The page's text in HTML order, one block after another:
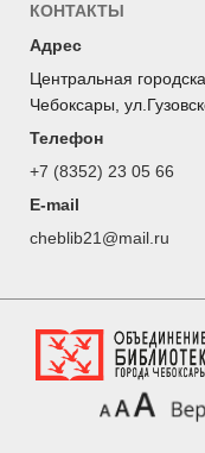
КОНТАКТЫ
Адрес
Центральная
Чебоксары,
Телефон
+7 (8352) 23 05 66
E-mail
cheblib21@mail.ru